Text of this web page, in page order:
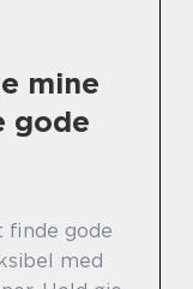
mine
gode
finde gode
med